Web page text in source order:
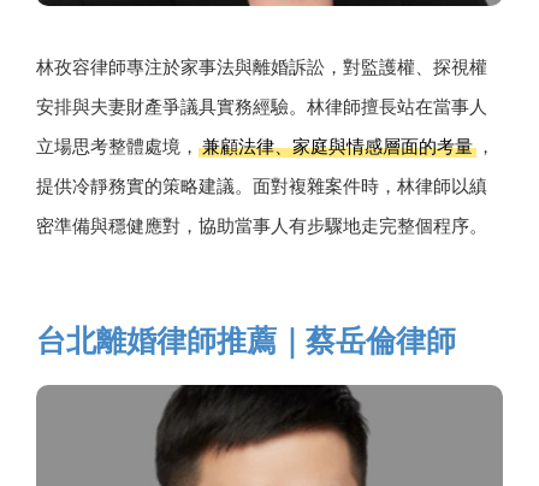
林孜容律師專注於家事法與離婚訴訟，對監護權、探視權
安排與夫妻財產爭議具實務經驗。林律師擅長站在當事人
立場思考整體處境， 兼顧法律、家庭與情感層面的考量 ，
提供冷靜務實的策略建議。面對複雜案件時，林律師以縝
密準備與穩健應對，協助當事人有步驟地走完整個程序。
台北離婚律師推薦｜蔡岳倫律師